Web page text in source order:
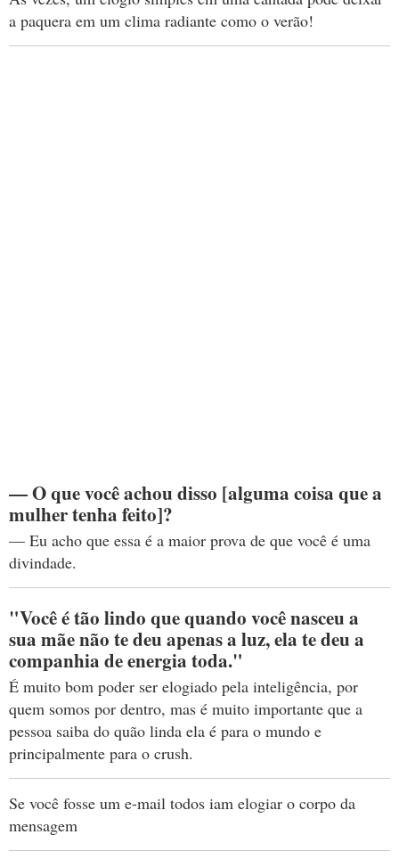
a paquera em um clima radiante como o verão!
— O que você achou disso [alguma coisa que a
mulher tenha feito]?
— Eu acho que essa é a maior prova de que você é uma
divindade.
"Você é tão lindo que quando você nasceu a
sua mãe não te deu apenas a luz, ela te deu a
companhia de energia toda."
É muito bom poder ser elogiado pela inteligência, por
quem somos por dentro, mas é muito importante que a
pessoa saiba do quão linda ela é para o mundo e
principalmente para o crush.
Se você fosse um e-mail todos iam elogiar o corpo da
mensagem